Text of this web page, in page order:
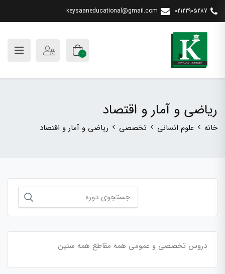
02122905287
keysaaneducational@gmail.com
0
ریاضی و آمار و اقتصاد
خانه علوم انسانی تخصصی ریاضی و آمار و اقتصاد
جستجو
برای:
دروس تخصصی و عمومی همه مقاطع همه سنین